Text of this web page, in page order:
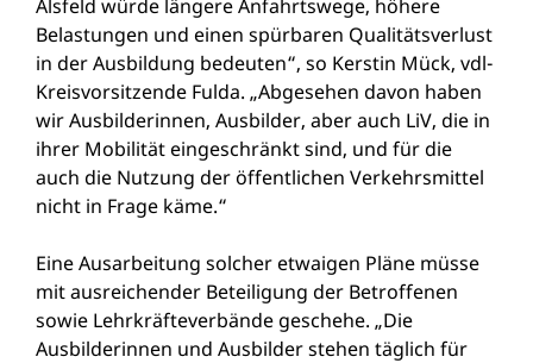
Alsfeld würde längere Anfahrtswege, höhere
Belastungen und einen spürbaren Qualitätsverlust
in der Ausbildung bedeuten“, so Kerstin Mück, vdl-
Kreisvorsitzende Fulda. „Abgesehen davon haben
wir Ausbilderinnen, Ausbilder, aber auch LiV, die in
ihrer Mobilität eingeschränkt sind, und für die
auch die Nutzung der öffentlichen Verkehrsmittel
nicht in Frage käme.“
Eine Ausarbeitung solcher etwaigen Pläne müsse
mit ausreichender Beteiligung der Betroffenen
sowie Lehrkräfteverbände geschehe. „Die
Ausbilderinnen und Ausbilder stehen täglich für